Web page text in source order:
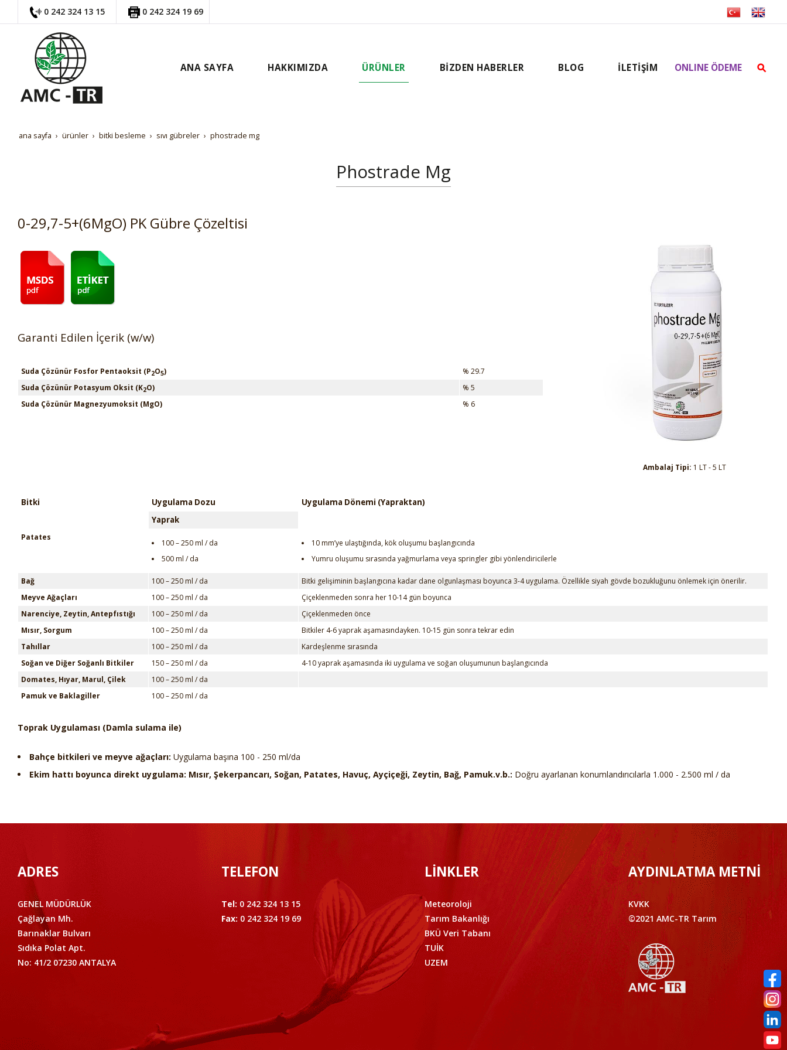
0 242 324 13 15 0 242 324 19 69
ANA SAYFA HAKKIMIZDA ÜRÜNLER BİZDEN HABERLER BLOG İLETİŞİM ONLINE ÖDEME
ana sayfa ürünler bi̇tki̇ besleme sivi gübreler phostrade mg
Phostrade Mg
Ambalaj Tipi: 1 LT - 5 LT
0-29,7-5+(6MgO) PK Gübre Çözeltisi
Garanti Edilen İçerik (w/w)
Suda Çözünür Fosfor Pentaoksit (P2O5)
% 29.7
Suda Çözünür Potasyum Oksit (K2O)
% 5
Suda Çözünür Magnezyumoksit (MgO)
% 6
Bitki Uygulama Dozu
Uygulama Dönemi (Yapraktan)
Yaprak
Patates
100 – 250 ml / da
500 ml / da
10 mm’ye ulaştığında, kök oluşumu başlangıcında
Yumru oluşumu sırasında yağmurlama veya springler gibi yönlendiricilerle
Bağ 100 – 250 ml / da
Bitki gelişiminin başlangıcına kadar dane olgunlaşması boyunca 3-4 uygulama. Özellikle siyah gövde bozukluğunu önlemek için önerilir.
Meyve Ağaçları
100 – 250 ml / da
Çiçeklenmeden sonra her 10-14 gün boyunca
Narenciye, Zeytin, Antepfıstığı
100 – 250 ml / da
Çiçeklenmeden önce
Mısır, Sorgum
100 – 250 ml / da
Bitkiler 4-6 yaprak aşamasındayken. 10-15 gün sonra tekrar edin
Tahıllar
100 – 250 ml / da
Kardeşlenme sırasında
Soğan ve Diğer Soğanlı Bitkiler
150 – 250 ml / da
4-10 yaprak aşamasında iki uygulama ve soğan oluşumunun başlangıcında
Domates, Hıyar, Marul, Çilek
100 – 250 ml / da
Pamuk ve Baklagiller
100 – 250 ml / da
Toprak Uygulaması (Damla sulama ile)
Bahçe bitkileri ve meyve ağaçları: Uygulama başına 100 - 250 ml/da
Ekim hattı boyunca direkt uygulama: Mısır, Şekerpancarı, Soğan, Patates, Havuç, Ayçiçeği, Zeytin, Bağ, Pamuk.v.b.: Doğru ayarlanan konumlandırıcılarla 1.000 - 2.500 ml / da
ADRES
GENEL MÜDÜRLÜK
Çağlayan Mh.
Barınaklar Bulvarı
Sıdıka Polat Apt.
No: 41/2 07230 ANTALYA
TELEFON
Tel: 0 242 324 13 15
Fax: 0 242 324 19 69
LİNKLER
Meteoroloji
Tarım Bakanlığı
BKÜ Veri Tabanı
TUİK
UZEM
AYDINLATMA METNİ
KVKK
©2021 AMC-TR Tarım